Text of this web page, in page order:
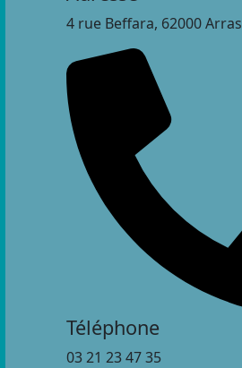
4 rue Beffara, 62000 Arras
Téléphone
03 21 23 47 35